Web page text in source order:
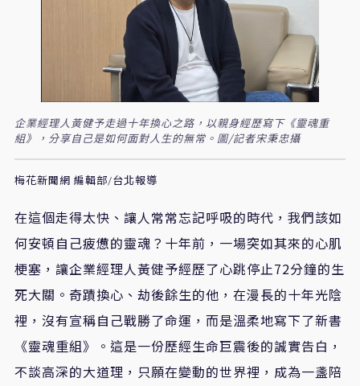
企業經理人黃健予走過十年換心之路，以親身經歷寫下《靈魂重
組》，分享自己是如何面對人生的無常。圖/記者宋秉忠攝
梅花新聞網 編輯部/台北報導
在這個走得太快、讓人常常忘記呼吸的時代，我們該如
何安頓自己疲憊的靈魂？十年前，一場突如其來的心肌
梗塞，讓企業經理人黃健予經歷了心跳停止72分鐘的生
死大關。奇蹟換心、劫後餘生的他，在漫長的十年光陰
裡，沒有宣稱自己戰勝了命運，而是溫柔地寫下了新書
《靈魂重組》。這是一份歷經生命巨震後的誠實告白，
不談高深的大道理，只願在變動的世界裡，成為一盞陪